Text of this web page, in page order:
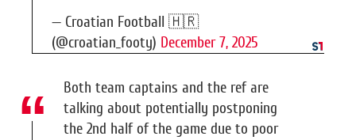
— Croatian Football 🇭🇷
(@croatian_footy) December 7, 2025
Both team captains and the ref are
talking about potentially postponing
the 2nd half of the game due to poor